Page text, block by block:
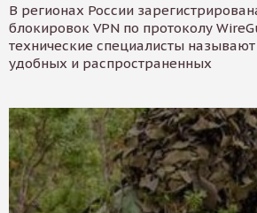
В регионах России
блокировок VPN по протоколу
технические специалисты
удобных и распространенных